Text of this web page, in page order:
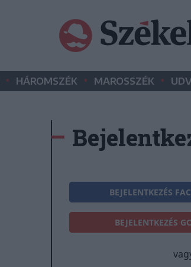
• HÁROMSZÉK • MAROSSZÉK •
BEJELENTKEZÉS
BEJELENTKEZÉS